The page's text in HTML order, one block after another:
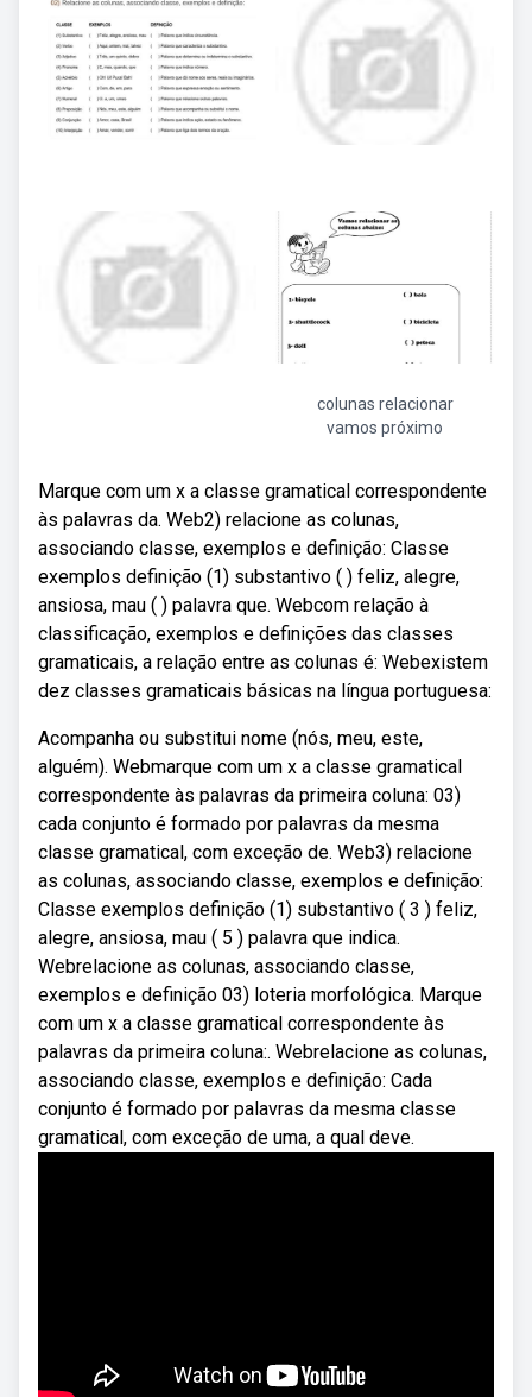
colunas relacionar
vamos próximo
Marque com um x a classe gramatical correspondente
às palavras da. Web2) relacione as colunas,
associando classe, exemplos e definição: Classe
exemplos definição (1) substantivo ( ) feliz, alegre,
ansiosa, mau ( ) palavra que. Webcom relação à
classificação, exemplos e definições das classes
gramaticais, a relação entre as colunas é: Webexistem
dez classes gramaticais básicas na língua portuguesa:
Acompanha ou substitui nome (nós, meu, este,
alguém). Webmarque com um x a classe gramatical
correspondente às palavras da primeira coluna: 03)
cada conjunto é formado por palavras da mesma
classe gramatical, com exceção de. Web3) relacione
as colunas, associando classe, exemplos e definição:
Classe exemplos definição (1) substantivo ( 3 ) feliz,
alegre, ansiosa, mau ( 5 ) palavra que indica.
Webrelacione as colunas, associando classe,
exemplos e definição 03) loteria morfológica. Marque
com um x a classe gramatical correspondente às
palavras da primeira coluna:. Webrelacione as colunas,
associando classe, exemplos e definição: Cada
conjunto é formado por palavras da mesma classe
gramatical, com exceção de uma, a qual deve.